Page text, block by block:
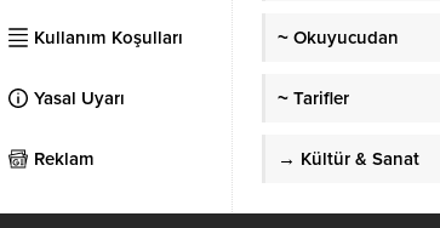
Kullanım Koşulları
Yasal Uyarı
Reklam
~ Okuyucudan
~ Tarifler
→ Kültür & Sanat